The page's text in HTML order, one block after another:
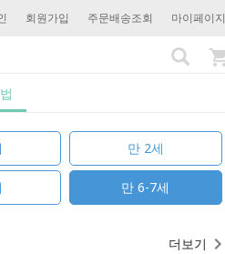
회원가입 주문배송조회 마이페이지
만 2세
만 6-7세
더보기